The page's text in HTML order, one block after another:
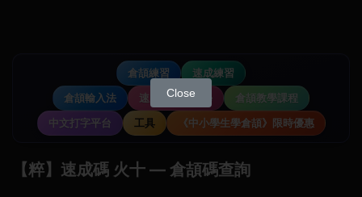
倉頡練習
速成練習
倉頡輸入法
速成輸入法教學
倉頡教學課程
中文打字平台
工具 《中小學生學倉頡》限時優惠
【粹】速成碼 火十 — 倉頡碼查詢
Close